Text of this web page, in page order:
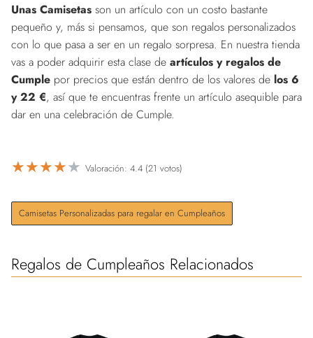
Unas Camisetas son un artículo con un costo bastante
pequeño y, más si pensamos, que son regalos personalizados
con lo que pasa a ser en un regalo sorpresa. En nuestra tienda
vas a poder adquirir esta clase de artículos y regalos de
Cumple por precios que están dentro de los valores de los 6
y 22 €, así que te encuentras frente un artículo asequible para
dar en una celebración de Cumple.
★★★★★ Valoración: 4.4 (21 votos)
Camisetas Personalizadas para regalar en Cumpleaños
Regalos de Cumpleaños Relacionados